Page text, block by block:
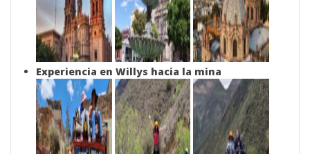
Experiencia en Willys hacia la mina